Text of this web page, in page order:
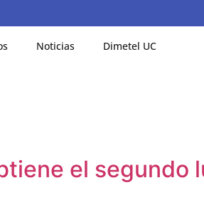
Noticias Dimetel UC
el segundo